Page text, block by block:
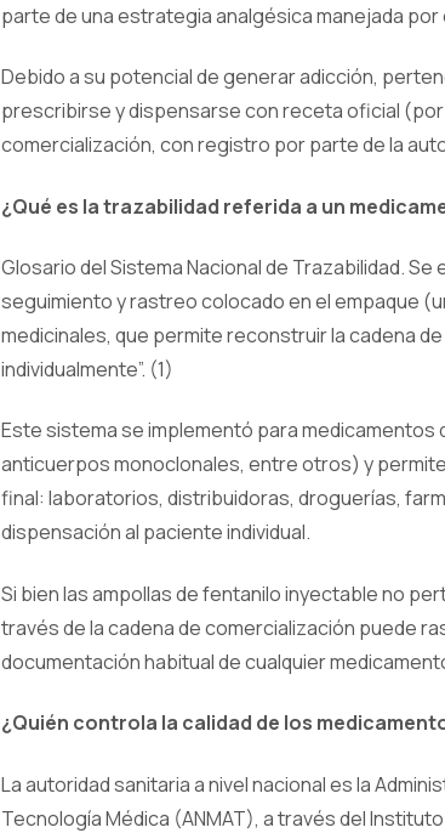
parte de una estrategia analgésica manejada
Debido a su potencial de generar adicción,
prescribirse y dispensarse con receta oficial
comercialización, con registro por parte de la
¿Qué es la trazabilidad referida a un
Glosario del Sistema Nacional de Trazabilidad.
seguimiento y rastreo colocado en el empaque
medicinales, que permite reconstruir la cadena
individualmente”. (1)
Este sistema se implementó para
anticuerpos monoclonales, entre otros) y
final: laboratorios, distribuidoras, droguerías,
dispensación al paciente individual.
Si bien las ampollas de fentanilo inyectable no
través de la cadena de comercialización puede
documentación habitual de cualquier
¿Quién controla la calidad de los
La autoridad sanitaria a nivel nacional es la
Tecnología Médica (ANMAT), a través del